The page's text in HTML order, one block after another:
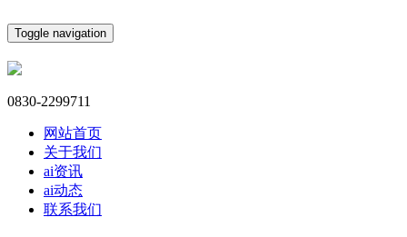
Toggle navigation
0830-2299711
网站首页
关于我们
ai资讯
ai动态
联系我们